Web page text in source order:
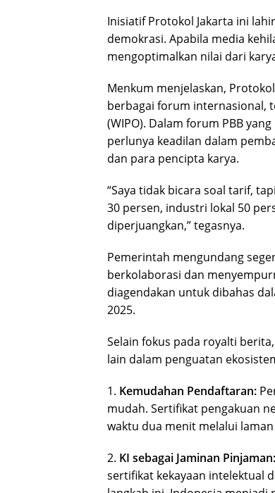
Inisiatif Protokol Jakarta ini
demokrasi. Apabila media
mengoptimalkan nilai dari
Menkum menjelaskan,
berbagai forum internasional,
(WIPO). Dalam forum PBB
perlunya keadilan dalam
dan para pencipta karya.
“Saya tidak bicara soal tarif,
30 persen, industri lokal 50
diperjuangkan,” tegasnya.
Pemerintah mengundang
berkolaborasi dan
diagendakan untuk dibahas
2025.
Selain fokus pada royalti
lain dalam penguatan
1. Kemudahan Pendaftaran:
mudah. Sertifikat pengakuan
waktu dua menit melalui
2. KI sebagai Jaminan Pinjaman:
sertifikat kekayaan intelektual